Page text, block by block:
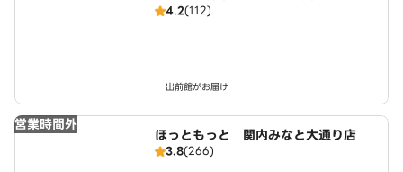
4.2(112)
出前館がお届け
営業時間外
ほっともっと 関内みなと大通り店
3.8(266)